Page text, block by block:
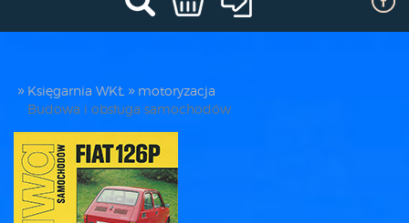
Księgarnia WKŁ
motoryzacja
Budowa i obsługa samochodów